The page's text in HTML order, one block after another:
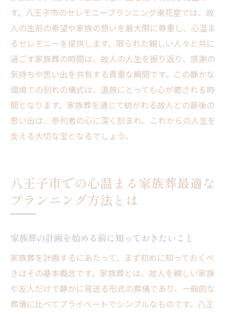
す。八王子市のセレモニープランニング東花堂では、故
人の生前の希望や家族の想いを最大限に尊重し、心温ま
るセレモニーを提供します。限られた親しい人々と共に
過ごす家族葬の時間は、故人の人生を振り返り、感謝の
気持ちや思い出を共有する貴重な瞬間です。この静かな
環境での別れの儀式は、遺族にとっても心が癒される時
間となります。家族葬を通じて紡がれる故人との最後の
思い出は、参列者の心に深く刻まれ、これからの人生を
支える大切な宝となるでしょう。
八王子市での心温まる家族葬最適な
プランニング方法とは
家族葬の計画を始める前に知っておきたいこと
家族葬を計画するにあたって、まず初めに知っておくべ
きはその基本概念です。家族葬とは、故人を親しい家族
や友人だけで静かに見送る形式の葬儀であり、一般的な
葬儀に比べてプライベートでシンプルなものです。八王